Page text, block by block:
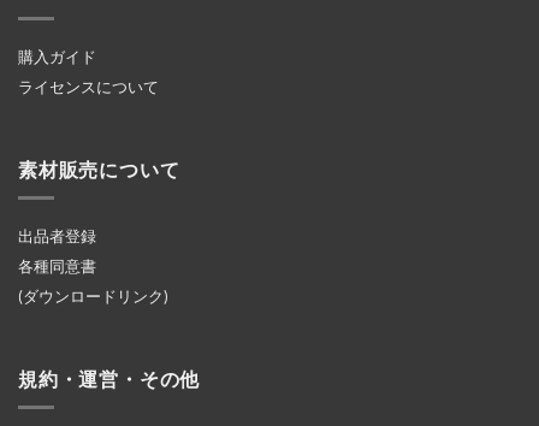
購入ガイド
ライセンスについて
素材販売について
出品者登録
各種同意書
(ダウンロードリンク)
規約・運営・その他